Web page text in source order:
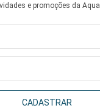
e promoções da Aqua
CADASTRAR